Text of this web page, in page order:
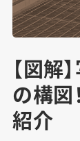
【図解
の構図
紹介